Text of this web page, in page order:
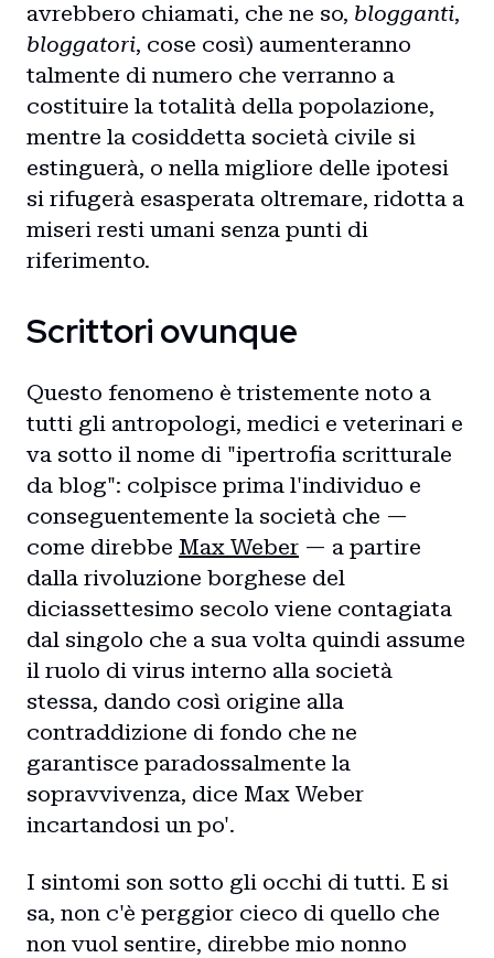
avrebbero chiamati, che ne so, blogganti,
bloggatori, cose così) aumenteranno
talmente di numero che verranno a
costituire la totalità della popolazione,
mentre la cosiddetta società civile si
estinguerà, o nella migliore delle ipotesi
si rifugerà esasperata oltremare, ridotta a
miseri resti umani senza punti di
riferimento.
Scrittori ovunque
Questo fenomeno è tristemente noto a
tutti gli antropologi, medici e veterinari e
va sotto il nome di "ipertrofia scritturale
da blog": colpisce prima l'individuo e
conseguentemente la società che —
come direbbe Max Weber — a partire
dalla rivoluzione borghese del
diciassettesimo secolo viene contagiata
dal singolo che a sua volta quindi assume
il ruolo di virus interno alla società
stessa, dando così origine alla
contraddizione di fondo che ne
garantisce paradossalmente la
sopravvivenza, dice Max Weber
incartandosi un po'.
I sintomi son sotto gli occhi di tutti. E si
sa, non c'è perggior cieco di quello che
non vuol sentire, direbbe mio nonno